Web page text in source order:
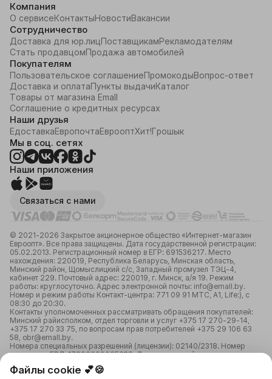
Компания
О сервисеКонтактыНовостиВакансии
Сотрудничество
Доставка для юр.лицПоставщикамРекламодателям
Стать продавцомПродажа автомобилей
Покупателям
Пользовательское соглашениеПромокодыВопрос-ответ
Доставка и оплатаПункты выдачиКаталог
Товары от магазина Emall
Соглашение о кредитных ресурсах
Наши друзья
ЕдоставкаЕвропочтаЕврооптХит!Грошык
Мы в соц. сетях
Наши приложения
Связаться с нами
© 2021-2026 Закрытое акционерное общество «Интернет-магазин
Евроопт». Все права защищены. Дата государственной регистрации:
05.02.2013. Регистрационный номер в ЕГР: 691536217. Место
нахождения: 220019, Республика Беларусь, Минская область,
Минский район, Щомыслицкий с/с, Западный промузел ТЭЦ-4,
кабинет 229. Почтовый адрес: 220019, г. Минск, а/я 19. Режим
работы: круглосуточно. Адрес электронной почты: info@emall.by.
Номер и режим работы Контакт-центра: 771 09 91 МТС, А1, Life:), с
08:30 до 20:30.
Контакты уполномоченных рассматривать обращения покупателей:
Минский райисполком, отдел торговли и услуг +375 17 270-29-14,
+375 17 270 33 75, по вопросам прав потребителей +375 29 106 63
58, obr@emall.by.
Номера специальных разрешений (лицензии): 02140/2318. Номер
лицензии в ЕРЛ: 17200000065638. Лицензирующий орган:
Министерство связи и информатизации Республики Беларусь;
02150/3123. Номер лицензии в ЕРЛ: 12250000082059.
Файлы cookie 💕🍪